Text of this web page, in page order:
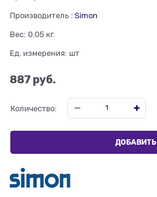
Производитель : Simon
Вес: 0.05 кг.
Ед. измерения: шт
887 руб.
Количество:
ДОБАВИТЬ